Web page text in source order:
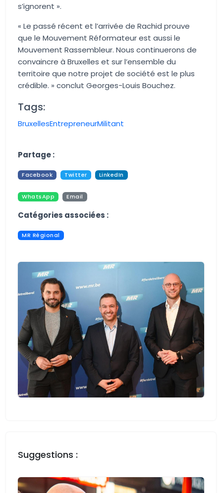
s’ignorent ».
« Le passé récent et l’arrivée de Rachid prouve
que le Mouvement Réformateur est aussi le
Mouvement Rassembleur. Nous continuerons de
convaincre à Bruxelles et sur l’ensemble du
territoire que notre projet de société est le plus
crédible. » conclut Georges-Louis Bouchez.
Tags:
BruxellesEntrepreneurMilitant
Partage :
Facebook Twitter LinkedIn
WhatsApp Email
Catégories associées :
MR Régional
Suggestions :